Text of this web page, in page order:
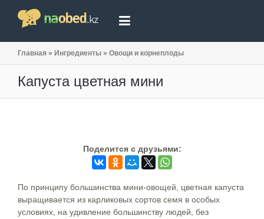
Главная » Ингредиенты » Овощи и корнеплоды
Капуста цветная мини
Поделится c друзьями:
По принципу большинства мини-овощей, цветная капуста
выращивается из карликовых сортов семя в особых
условиях, на удивление большинству людей, без